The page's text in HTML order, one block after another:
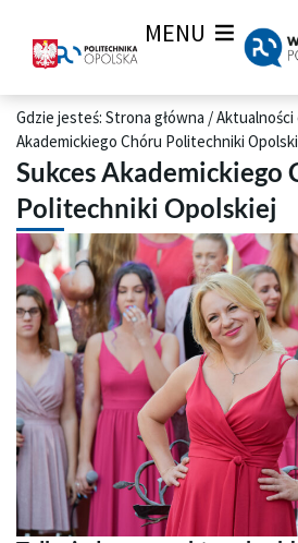
MENU
Gdzie jesteś: Strona główna /Aktualności
Akademickiego Chóru Politechniki
Sukces Akademickiego
Politechniki Opolskiej